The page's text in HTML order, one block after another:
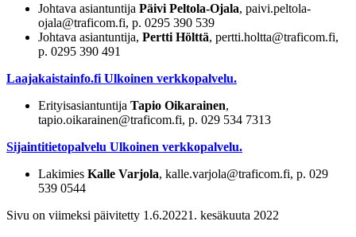
Johtava asiantuntija Päivi Peltola-Ojala, paivi.peltola-
ojala@traficom.fi, p. 0295 390 539
Johtava asiantuntija, Pertti Hölttä, pertti.holtta@traficom.fi,
p. 0295 390 491
Laajakaistainfo.fi Ulkoinen verkkopalvelu.
Erityisasiantuntija Tapio Oikarainen,
tapio.oikarainen@traficom.fi, p. 029 534 7313
Sijaintitietopalvelu Ulkoinen verkkopalvelu.
Lakimies Kalle Varjola, kalle.varjola@traficom.fi, p. 029
539 0544
Sivu on viimeksi päivitetty 1.6.20221. kesäkuuta 2022